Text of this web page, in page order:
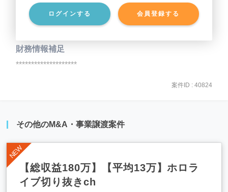
ログインする 会員登録する
事業負債 ********************
財務情報補足
********************
案件ID : 40824
その他のM&A・事業譲渡案件
【総収益180万】【平均13万】ホロラ
イブ切り抜きch